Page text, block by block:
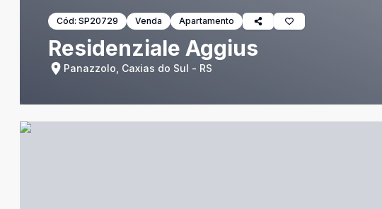
Cód: SP20729 Venda Apartamento
Residenziale Aggius
Panazzolo, Caxias do Sul - RS